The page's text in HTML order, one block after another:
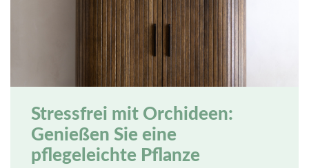
Stressfrei mit Orchideen:
Genießen Sie eine
pflegeleichte Pflanze